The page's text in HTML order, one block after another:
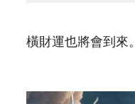
橫財運也將會到來。